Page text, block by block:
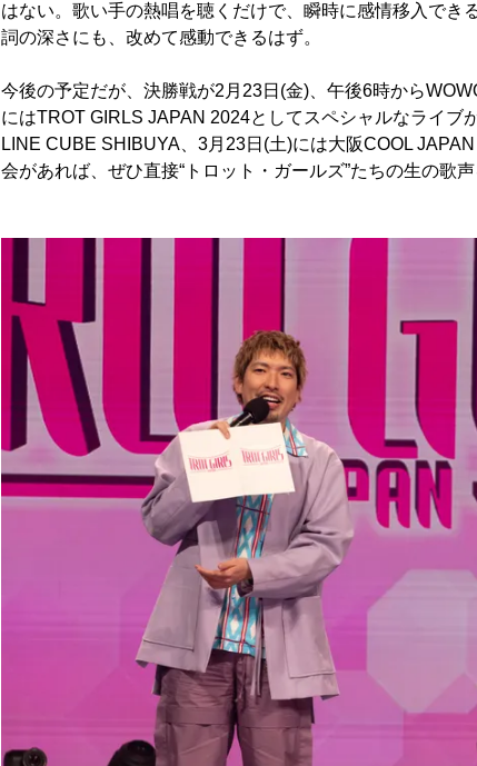
はない。歌い手の熱唱を聴くだけで、瞬時に感情移入でき
詞の深さにも、改めて感動できるはず。
今後の予定だが、決勝戦が2月23日(金)、午後6時から
にはTROT GIRLS JAPAN 2024としてスペシャルなライブ
LINE CUBE SHIBUYA、3月23日(土)には大阪COOL
会があれば、ぜひ直接“トロット・ガールズ”たちの生の歌声